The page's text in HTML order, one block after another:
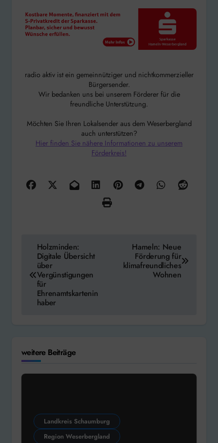
radio aktiv ist ein gemeinnütziger und nichtkommerzieller
Bürgersender.
Wir bedanken uns bei unserem Förderer für die
freundliche Unterstützung.
Möchten Sie Ihren Lokalsender aus dem Weserbergland
auch unterstützen?
Hier finden Sie nähere Informationen zu unserem
Förderkreis!
Beitragsnavigation
Holzminden:
Digitale Übersicht
über
Vergünstigungen
für
Ehrenamtskartenin
haber
Hameln: Neue
Förderung für
klimafreundliches
Wohnen
weitere Beiträge
Landkreis Schaumburg
Region Weserbergland